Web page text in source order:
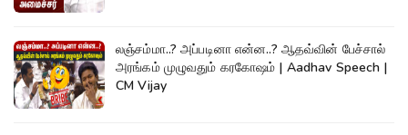
லஞ்சம்மா..? அப்படினா என்ன..? ஆதவ்வின் பேச்சால்
அரங்கம் முழுவதும் கரகோஷம் | Aadhav Speech |
CM Vijay